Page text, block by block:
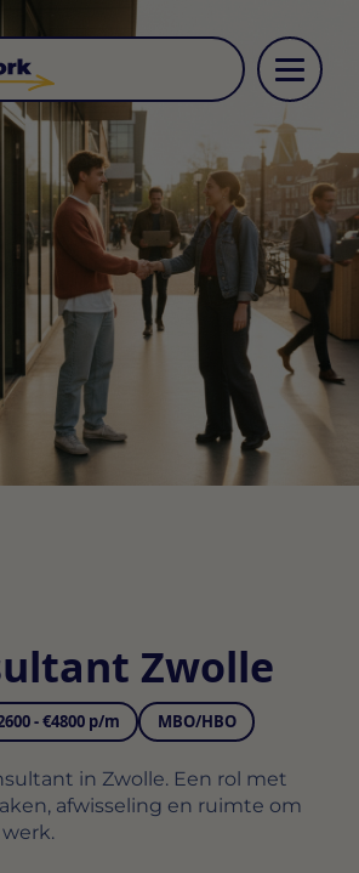
Zwolle
- €4800 p/m MBO/HBO
in Zwolle. Een rol met
afwisseling en ruimte om